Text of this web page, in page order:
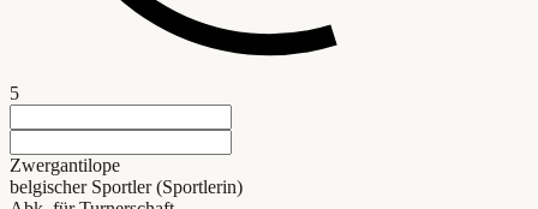
5
Zwergantilope
belgischer Sportler (Sportlerin)